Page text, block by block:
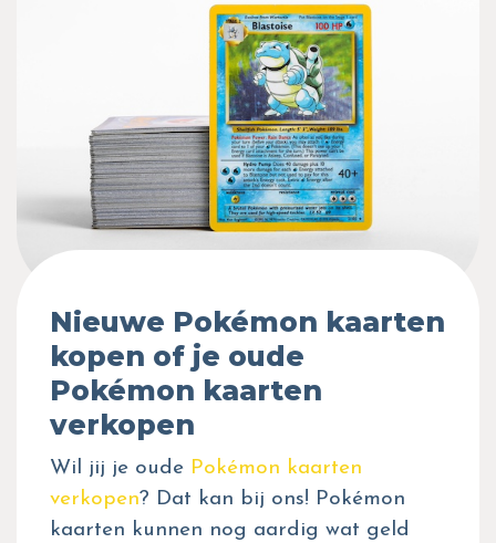
Nieuwe Pokémon kaarten
kopen of je oude
Pokémon kaarten
verkopen
Wil jij je oude Pokémon kaarten
verkopen? Dat kan bij ons! Pokémon
kaarten kunnen nog aardig wat geld